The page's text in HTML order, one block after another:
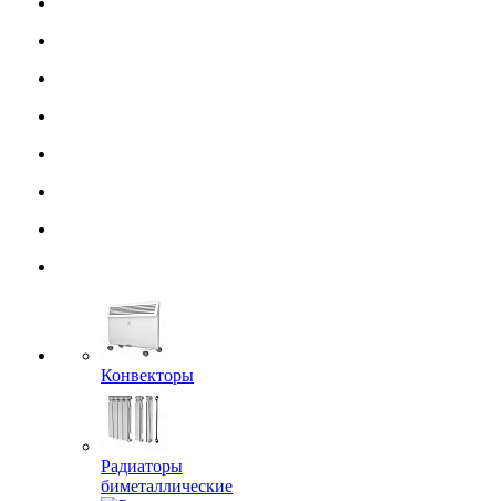
Конвекторы
Радиаторы
биметаллические